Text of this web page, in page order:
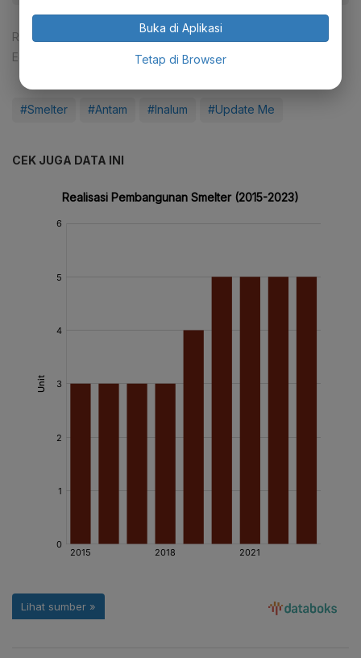
Reporter:
Mela Syaharani
Editor:
Ameidyo Daud Nasution
#Smelter #Antam #Inalum #Update Me
CEK JUGA DATA INI
Buka di Aplikasi
Tetap di Browser